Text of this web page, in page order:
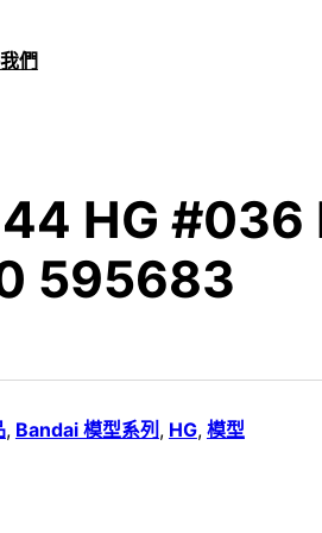
們
HG #036
595683
, Bandai 模型系列 , HG, 模型